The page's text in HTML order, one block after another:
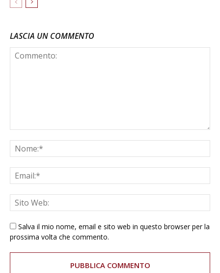
LASCIA UN COMMENTO
Salva il mio nome, email e sito web in questo browser per la
prossima volta che commento.